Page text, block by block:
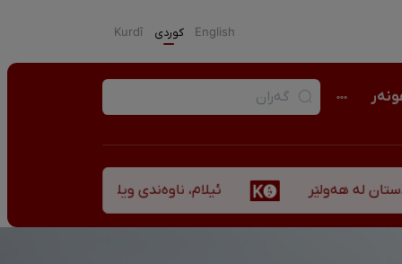
English كوردی Kurdî
ئیلام، ناوەندی ویلایەتی کوردستان لە